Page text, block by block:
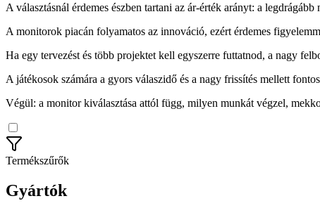
A választásnál érdemes észben tartani az ár-érték arányt: a
A monitorok piacán folyamatos az innováció, ezért érdemes
Ha egy tervezést és több projektet kell egyszerre futtatnod, a nagy
A játékosok számára a gyors válaszidő és a nagy frissítés mellett
Végül: a monitor kiválasztása attól függ, milyen munkát végzel,
Termékszűrők
Gyártók